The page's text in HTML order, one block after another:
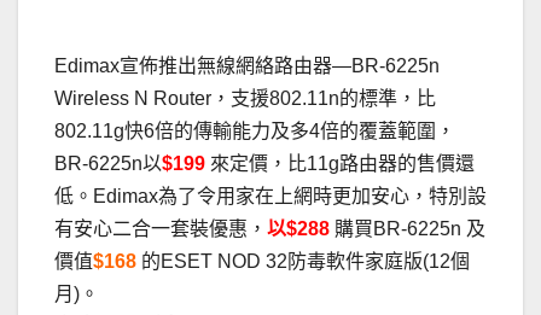
Edimax宣佈推出無線網絡路由器—BR-6225n
Wireless N Router，支援802.11n的標準，比
802.11g快6倍的傳輸能力及多4倍的覆蓋範圍，
BR-6225n以$199 來定價，比11g路由器的售價還
低。Edimax為了令用家在上網時更加安心，特別設
有安心二合一套裝優惠， 以$288 購買BR-6225n 及
價值$168 的ESET NOD 32防毒軟件家庭版(12個
月)。